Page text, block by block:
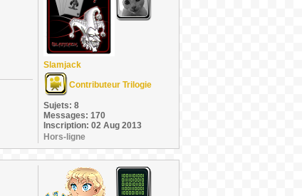
Slamjack
Contributeur Trilogie
Sujets: 8
Messages: 170
Inscription: 02 Aug 2013
Hors-ligne